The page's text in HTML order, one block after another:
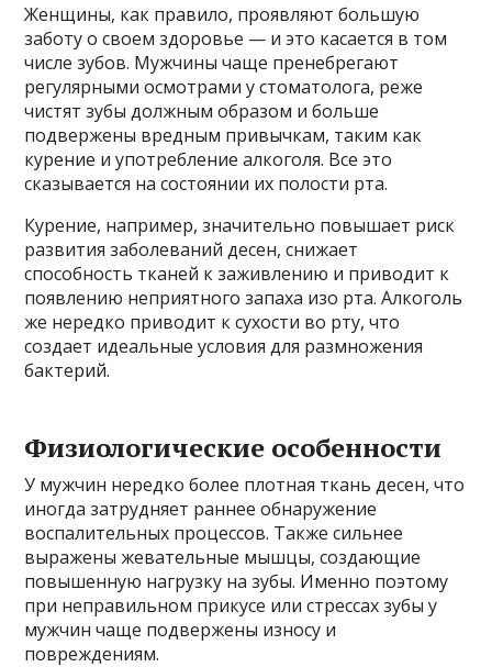
Женщины, как правило, проявляют большую
заботу о своем здоровье — и это касается в том
числе зубов. Мужчины чаще пренебрегают
регулярными осмотрами у стоматолога, реже
чистят зубы должным образом и больше
подвержены вредным привычкам, таким как
курение и употребление алкоголя. Все это
сказывается на состоянии их полости рта.
Курение, например, значительно повышает риск
развития заболеваний десен, снижает
способность тканей к заживлению и приводит к
появлению неприятного запаха изо рта. Алкоголь
же нередко приводит к сухости во рту, что
создает идеальные условия для размножения
бактерий.
Физиологические особенности
У мужчин нередко более плотная ткань десен, что
иногда затрудняет раннее обнаружение
воспалительных процессов. Также сильнее
выражены жевательные мышцы, создающие
повышенную нагрузку на зубы. Именно поэтому
при неправильном прикусе или стрессах зубы у
мужчин чаще подвержены износу и
повреждениям.